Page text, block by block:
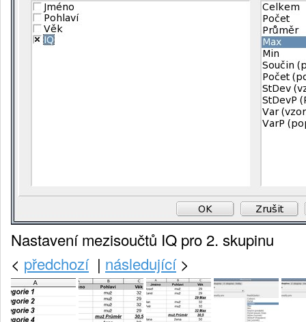
Nastavení mezisoučtů IQ pro 2. skupinu
< předchozí| následující>